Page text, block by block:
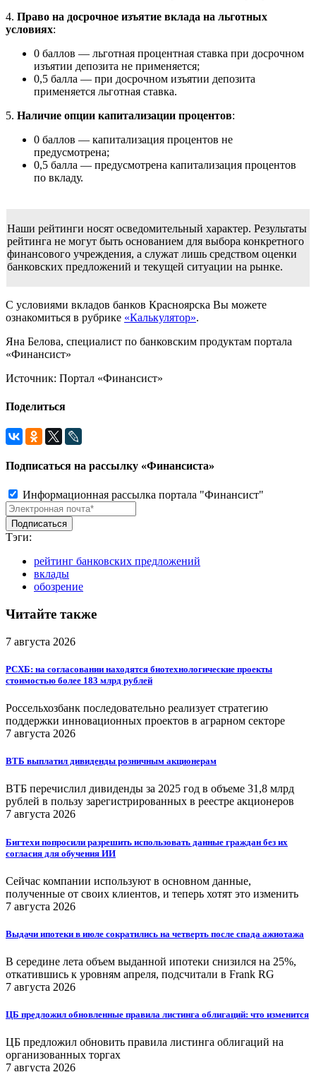
4. Право на досрочное изъятие вклада на льготных
условиях:
0 баллов — льготная процентная ставка при досрочном
изъятии депозита не применяется;
0,5 балла — при досрочном изъятии депозита
применяется льготная ставка.
5. Наличие опции капитализации процентов:
0 баллов — капитализация процентов не
предусмотрена;
0,5 балла — предусмотрена капитализация процентов
по вкладу.
Наши рейтинги носят осведомительный характер. Результаты
рейтинга не могут быть основанием для выбора конкретного
финансового учреждения, а служат лишь средством оценки
банковских предложений и текущей ситуации на рынке.
С условиями вкладов банков Красноярска Вы можете
ознакомиться в рубрике «Калькулятор».
Яна Белова, специалист по банковским продуктам портала
«Финансист»
Источник: Портал «Финансист»
Поделиться
Подписаться на рассылку «Финансиста»
Информационная рассылка портала "Финансист"
Тэги:
рейтинг банковских предложений
вклады
обозрение
Читайте также
7 августа 2026
РСХБ: на согласовании находятся биотехнологические проекты
стоимостью более 183 млрд рублей
Россельхозбанк последовательно реализует стратегию
поддержки инновационных проектов в аграрном секторе
7 августа 2026
ВТБ выплатил дивиденды розничным акционерам
ВТБ перечислил дивиденды за 2025 год в объеме 31,8 млрд
рублей в пользу зарегистрированных в реестре акционеров
7 августа 2026
Бигтехи попросили разрешить использовать данные граждан без их
согласия для обучения ИИ
Сейчас компании используют в основном данные,
полученные от своих клиентов, и теперь хотят это изменить
7 августа 2026
Выдачи ипотеки в июле сократились на четверть после спада ажиотажа
В середине лета объем выданной ипотеки снизился на 25%,
откатившись к уровням апреля, подсчитали в Frank RG
7 августа 2026
ЦБ предложил обновленные правила листинга облигаций: что изменится
ЦБ предложил обновить правила листинга облигаций на
организованных торгах
7 августа 2026